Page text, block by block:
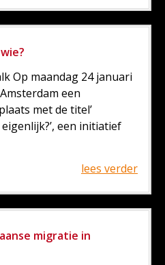
Op maandag 24 januari
een
met de titel’
een initiatief
lees verder
migratie in